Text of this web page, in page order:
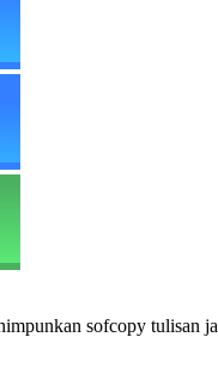
sofcopy tulisan